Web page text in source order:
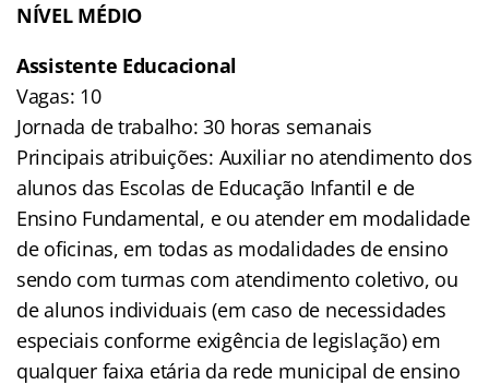
NÍVEL MÉDIO
Assistente Educacional
Vagas: 10
Jornada de trabalho: 30 horas semanais
Principais atribuições: Auxiliar no atendimento dos
alunos das Escolas de Educação Infantil e de
Ensino Fundamental, e ou atender em modalidade
de oficinas, em todas as modalidades de ensino
sendo com turmas com atendimento coletivo, ou
de alunos individuais (em caso de necessidades
especiais conforme exigência de legislação) em
qualquer faixa etária da rede municipal de ensino